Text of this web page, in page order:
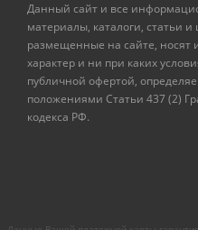
Данный сайт и все
материалы, каталоги, статьи и
размещенные на сайте,
характер и ни при каких
публичной офертой,
положениями Статьи 437 (2)
кодекса РФ.